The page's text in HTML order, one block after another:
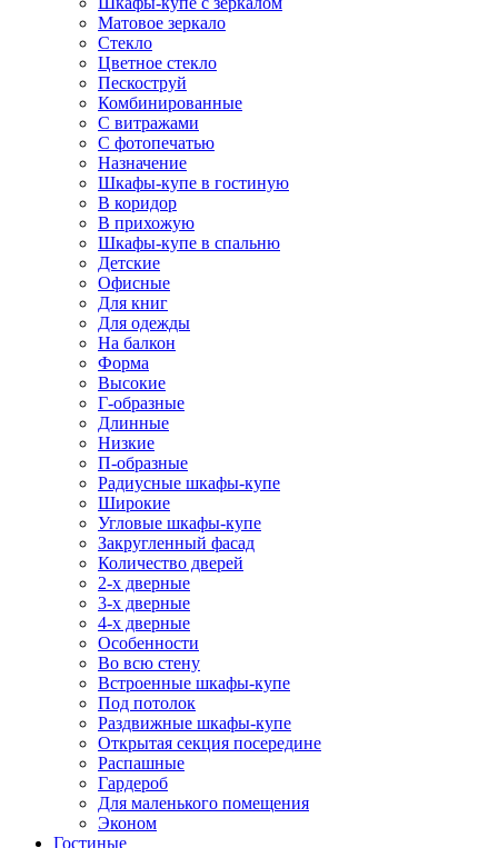
Матовое зеркало
Стекло
Цветное стекло
Пескоструй
Комбинированные
С витражами
С фотопечатью
Назначение
Шкафы-купе в гостиную
В коридор
В прихожую
Шкафы-купе в спальню
Детские
Офисные
Для книг
Для одежды
На балкон
Форма
Высокие
Г-образные
Длинные
Низкие
П-образные
Радиусные шкафы-купе
Широкие
Угловые шкафы-купе
Закругленный фасад
Количество дверей
2-х дверные
3-х дверные
4-х дверные
Особенности
Во всю стену
Встроенные шкафы-купе
Под потолок
Раздвижные шкафы-купе
Открытая секция посередине
Распашные
Гардероб
Для маленького помещения
Эконом
Гостиные